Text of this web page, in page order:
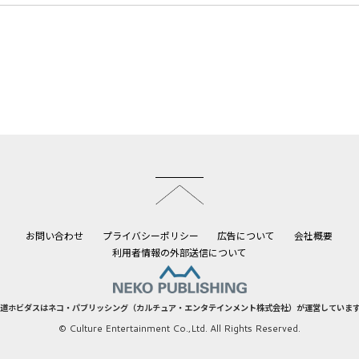
お問い合わせ プライバシーポリシー 広告について
会社概要
利用者情報の外部送信について
ホビダスはネコ・パブリッシング（カルチュア・エンタテインメント株式会社）が運営していま
© Culture Entertainment Co.,Ltd. All Rights Reserved.